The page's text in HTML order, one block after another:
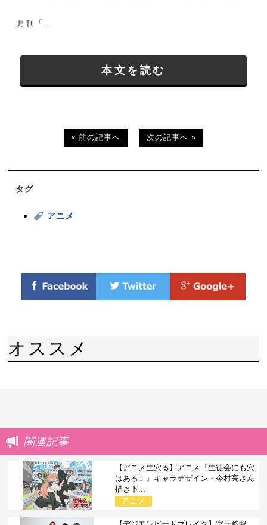
月刊「...
本文を読む
« 前の記事へ 次の記事へ »
タグ
アニメ
オススメ
関連記事
【アニメ生穴る】アニメ『生徒会にも穴
はある！』キャラデザイン・今村亮さん
描き下...
アニメ